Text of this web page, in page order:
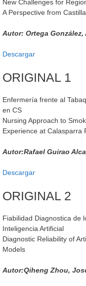
New Challenges for
A Perspective from
Autor: Ortega González,
Descargar
ORIGINAL 1
Enfermería frente al
en CS
Nursing Approach to
Experience at Calasparra
Autor:Rafael Guirao
Descargar
ORIGINAL 2
Fiabilidad Diagnostica de
Inteligencia Artificial
Diagnostic Reliability of
Models
Autor:Qiheng Zhou,